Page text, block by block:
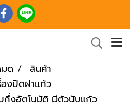
ด
สินค้า
องปิดฝาแก้ว
กึ่งอัตโนมัติ มีตัวนับแก้ว